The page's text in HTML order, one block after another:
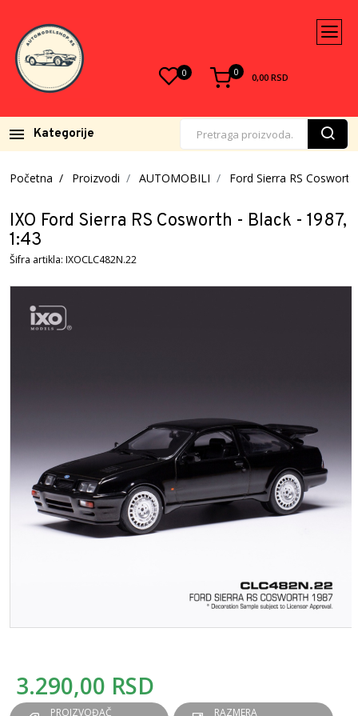
Kategorije
0 0,00 RSD
0
Početna Proizvodi AUTOMOBILI Ford Sierra RS
IXO Ford Sierra RS Cosworth - Black - 1987,
1:43
Šifra artikla: IXOCLC482N.22
3.290,00 RSD
PROIZVOĐAČ RAZMERA